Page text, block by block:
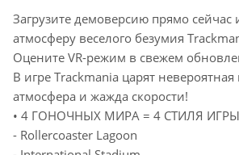
Загрузите демоверсию прямо сейчас
атмосферу веселого безумия
Оцените VR-режим в свежем
В игре Trackmania царят невероятная
атмосфера и жажда скорости!
• 4 ГОНОЧНЫХ МИРА = 4 СТИЛЯ ИГРЫ
- Rollercoaster Lagoon